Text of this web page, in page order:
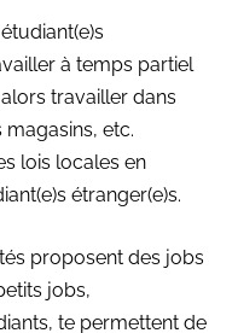
à temps partiel
travailler dans
etc.
lois locales en
étranger(e)s.
proposent des jobs
jobs,
te permettent de